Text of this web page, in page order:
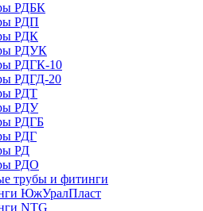
РДБК
РДП
РДК
РДУК
РДГК-10
РДГД-20
РДТ
РДУ
РДГБ
РДГ
РД
РДО
трубы и фитинги
ЮжУралПласт
NTG